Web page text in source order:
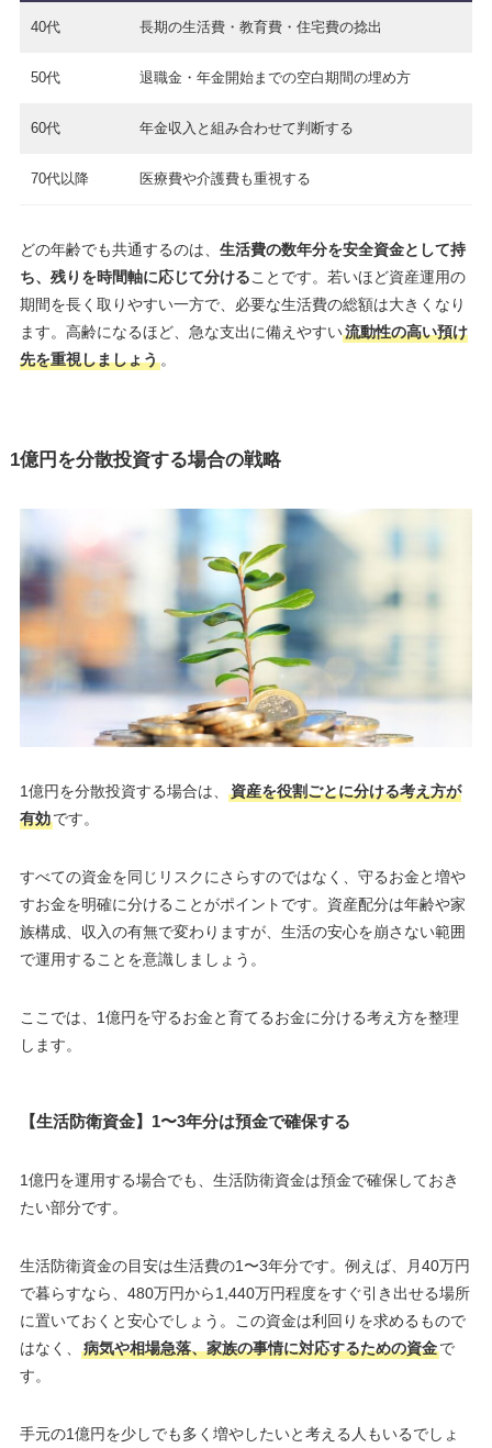
40代 長期の生活費・教育費・住宅費の捻出
50代 退職金・年金開始までの空白期間の埋め方
60代 年金収入と組み合わせて判断する
70代以降 医療費や介護費も重視する
どの年齢でも共通するのは、 生活費の数年分を安全資金として持
ち、残りを時間軸に応じて分けることです。若いほど資産運用の
期間を長く取りやすい一方で、必要な生活費の総額は大きくなり
ます。高齢になるほど、急な支出に備えやすい流動性の高い預け
先を重視しましょう。
1億円を分散投資する場合の戦略
1億円を分散投資する場合は、
資産を役割ごとに分ける考え方が
有効です。
すべての資金を同じリスクにさらすのではなく、守るお金と増や
すお金を明確に分けることがポイントです。資産配分は年齢や家
族構成、収入の有無で変わりますが、生活の安心を崩さない範囲
で運用することを意識しましょう。
ここでは、1億円を守るお金と育てるお金に分ける考え方を整理
します。
【生活防衛資金】1〜3年分は預金で確保する
1億円を運用する場合でも、生活防衛資金は預金で確保しておき
たい部分です。
生活防衛資金の目安は生活費の1〜3年分です。例えば、月40万円
で暮らすなら、480万円から1,440万円程度をすぐ引き出せる場所
に置いておくと安心でしょう。この資金は利回りを求めるもので
はなく、
病気や相場急落、家族の事情に対応するための資金で
す。
手元の1億円を少しでも多く増やしたいと考える人もいるでしょ